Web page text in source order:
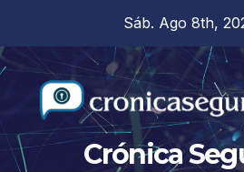
contenido
Sáb. Ago 8th,
Crónica